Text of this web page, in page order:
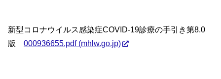
新型コロナウイルス感染症COVID-19診療の手引き第8.0
版 000936655.pdf (mhlw.go.jp)